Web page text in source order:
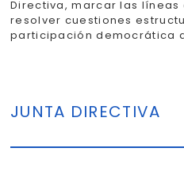
Directiva, marcar las
resolver cuestiones
participación democrática
JUNTA DIRECTIVA